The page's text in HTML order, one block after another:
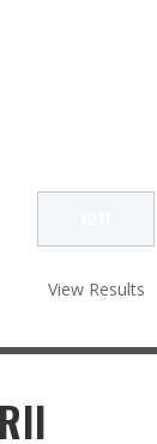
View Results